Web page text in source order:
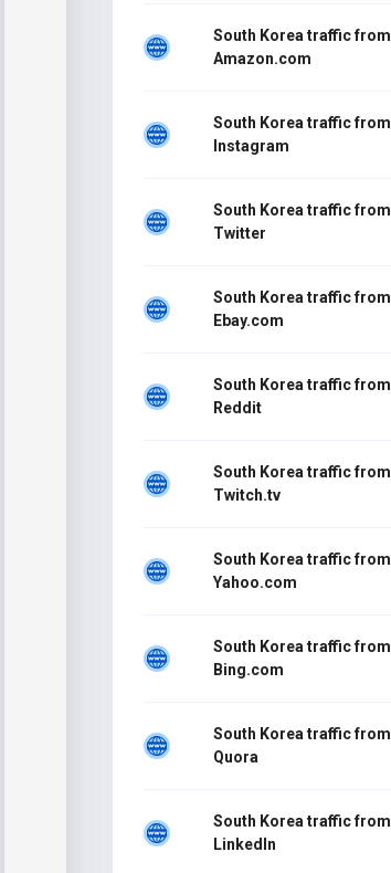
South Korea traffic from
Amazon.com
South Korea traffic from
Instagram
South Korea traffic from
Twitter
South Korea traffic from
Ebay.com
South Korea traffic from
Reddit
South Korea traffic from
Twitch.tv
South Korea traffic from
Yahoo.com
South Korea traffic from
Bing.com
South Korea traffic from
Quora
South Korea traffic from
LinkedIn